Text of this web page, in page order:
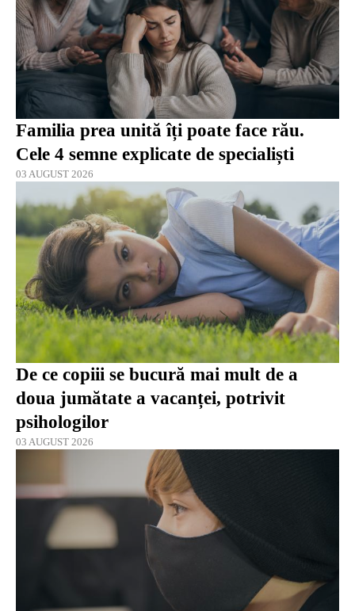
Familia prea unită îți poate face rău.
Cele 4 semne explicate de specialiști
03 AUGUST 2026
De ce copiii se bucură mai mult de a
doua jumătate a vacanței, potrivit
psihologilor
03 AUGUST 2026